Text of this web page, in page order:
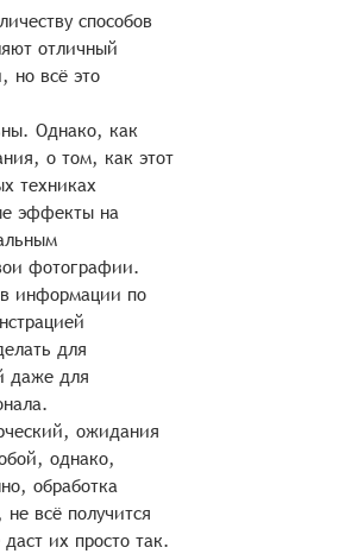
способов
отличный
но всё это
Однако, как
о том, как этот
техниках
эффекты на
фотографии.
информации по
для
даже для
ожидания
однако,
обработка
всё получится
их просто так.